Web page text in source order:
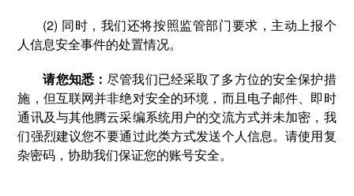
(2) 同时，我们还将按照监管部门要求，主动上报个
人信息安全事件的处置情况。
请您知悉：尽管我们已经采取了多方位的安全保护措
施，但互联网并非绝对安全的环境，而且电子邮件、即时
通讯及与其他腾云采编系统用户的交流方式并未加密，我
们强烈建议您不要通过此类方式发送个人信息。请使用复
杂密码，协助我们保证您的账号安全。